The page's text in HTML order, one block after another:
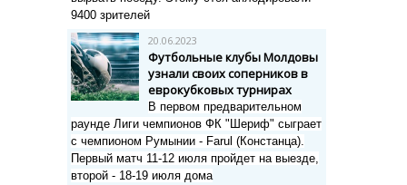
9400 зрителей
20.06.2023
Футбольные клубы Молдовы
узнали своих соперников в
еврокубковых турнирах
В первом предварительном
раунде Лиги чемпионов ФК "Шериф" сыграет
с чемпионом Румынии - Farul (Констанца).
Первый матч 11-12 июля пройдет на выезде,
второй - 18-19 июля дома